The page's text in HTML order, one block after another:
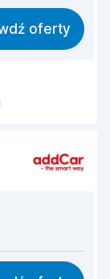
8,9
9,0
9,6
oferty
8,5